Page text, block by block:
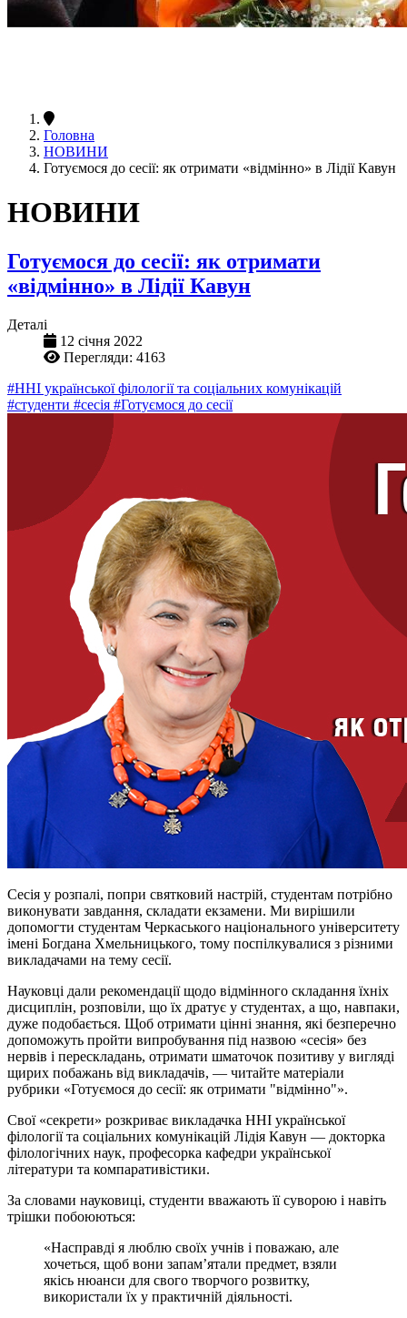
Головна
НОВИНИ
Готуємося до сесії: як отримати «відмінно» в Лідії Кавун
НОВИНИ
Готуємося до сесії: як отримати
«відмінно» в Лідії Кавун
Деталі
12 січня 2022
Перегляди: 4163
#ННІ української філології та соціальних комунікацій
#студенти #сесія #Готуємося до сесії
Сесія у розпалі, попри святковий настрій, студентам потрібно
виконувати завдання, складати екзамени. Ми вирішили
допомогти студентам Черкаського національного університету
імені Богдана Хмельницького, тому поспілкувалися з різними
викладачами на тему сесії.
Науковці дали рекомендації щодо відмінного складання їхніх
дисциплін, розповіли, що їх дратує у студентах, а що, навпаки,
дуже подобається. Щоб отримати цінні знання, які безперечно
допоможуть пройти випробування під назвою «сесія» без
нервів і перескладань, отримати шматочок позитиву у вигляді
щирих побажань від викладачів, — читайте матеріали
рубрики «Готуємося до сесії: як отримати "відмінно"».
Свої «секрети» розкриває викладачка ННІ української
філології та соціальних комунікацій Лідія Кавун — докторка
філологічних наук, професорка кафедри української
літератури та компаративістики.
За словами науковиці, студенти вважають її суворою і навіть
трішки побоюються:
«Насправді я люблю своїх учнів і поважаю, але
хочеться, щоб вони запам’ятали предмет, взяли
якісь нюанси для свого творчого розвитку,
використали їх у практичній діяльності.